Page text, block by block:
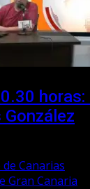
Canarias
Gran Canaria